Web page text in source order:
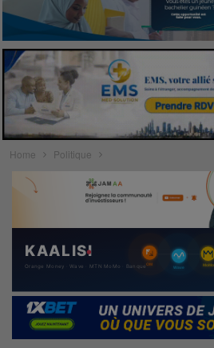
Home Politique